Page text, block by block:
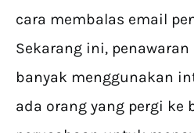
cara membalas email
Sekarang ini,
banyak menggunakan
ada orang yang pergi ke